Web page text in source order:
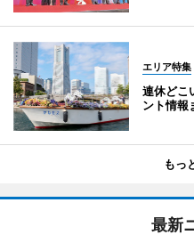
エリア特集
連休どこ
ント情報
もっ
最新